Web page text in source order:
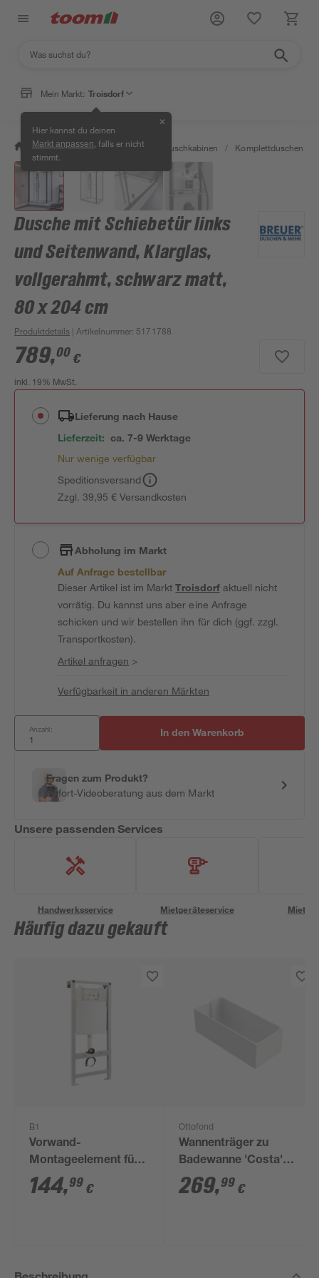
Mein Markt: Troisdorf
Hier kannst du deinen
Markt anpassen , falls er nicht
stimmt.
✕
/ Bad & Sanitär / Duschen Duschkabinen / Komplettduschen
Dusche mit Schiebetür links
und Seitenwand, Klarglas,
vollgerahmt, schwarz matt,
80 x 204 cm
Produktdetails | Artikelnummer: 5171788
789,00 €
inkl. 19% MwSt.
Lieferung nach Hause
Lieferzeit: ca. 7-9 Werktage
Nur wenige verfügbar
Speditionsversand
Zzgl. 39,95 € Versandkosten
Abholung im Markt
Auf Anfrage bestellbar
Dieser Artikel ist im MarktTroisdorfaktuell nicht
vorrätig. Du kannst uns aber eine Anfrage
schicken und wir bestellen ihn für dich (ggf. zzgl.
Transportkosten).
Artikel anfragen >
Verfügbarkeit in anderen Märkten
Anzahl: In den Warenkorb
Fragen zum Produkt?
Sofort-Videoberatung aus dem Markt
Unsere passenden Services
Handwerksservice Mietgeräteservice
Häufig dazu gekauft
B1
Vorwand-
Montageelement für
WC
144,99 €
Ottofond
Wannenträger zu
Badewanne 'Costa'
180 x 80 cm weiß
269,99 €